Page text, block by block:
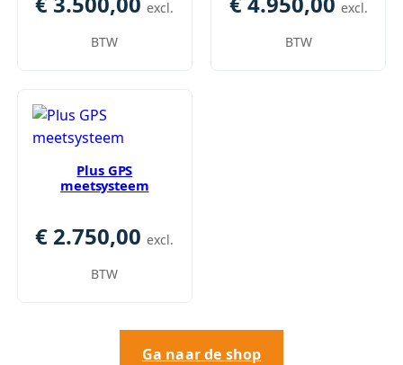
excl.
BTW
excl.
BTW
Plus GPS
meetsysteem
€ 2.750,00 excl.
BTW
Ga naar de shop